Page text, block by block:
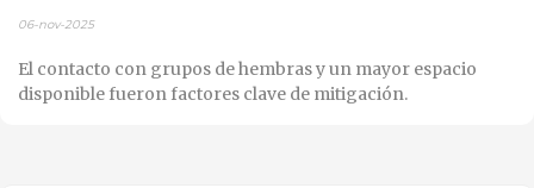
06-nov-2025
El contacto con grupos de hembras y un mayor espacio
disponible fueron factores clave de mitigación.